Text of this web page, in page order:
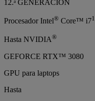
12.ᵃ GENERACIÓN
Procesador Intel® Core™ i71
Hasta NVIDIA®
GEFORCE RTX™ 3080
GPU para laptops
Hasta